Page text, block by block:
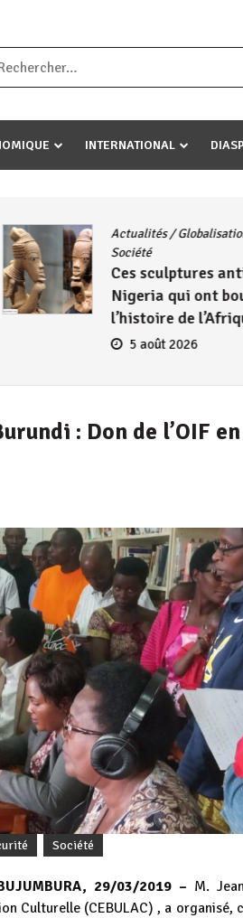
umariye umuryango wawe canke
INTERNATIONAL
Actualités/
Société
Ces sculptures
Nigeria qui ont
l’histoire de
5 août 2026
: Don de l’OIF
Société
29/03/2019 – M.
Culturelle (CEBULAC) , a organisé,